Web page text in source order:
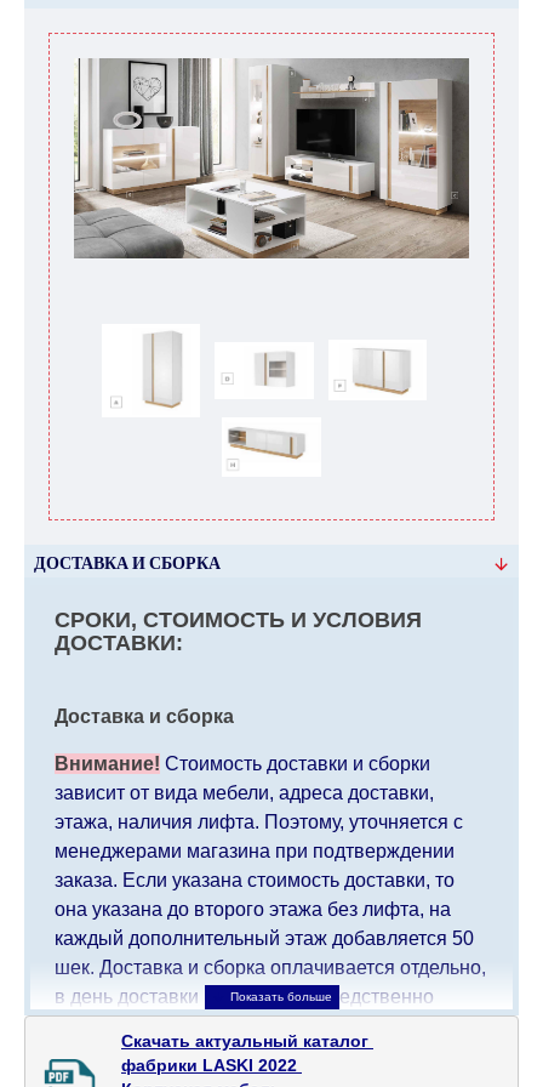
ДОСТАВКА И СБОРКА
СРОКИ, СТОИМОСТЬ И УСЛОВИЯ
ДОСТАВКИ:
Доставка и сборка
Внимание! Стоимость доставки и сборки
зависит от вида мебели, адреса доставки,
этажа, наличия лифта. Поэтому, уточняется с
менеджерами магазина при подтверждении
заказа. Если указана стоимость доставки, то
она указана до второго этажа без лифта, на
каждый дополнительный этаж добавляется 50
шек. Доставка и сборка оплачивается отдельно,
в день доставки мебели непосредственно
населенные пункты, которые находятся далеко
Скачать актуальный каталог
фабрики LASKI 2022